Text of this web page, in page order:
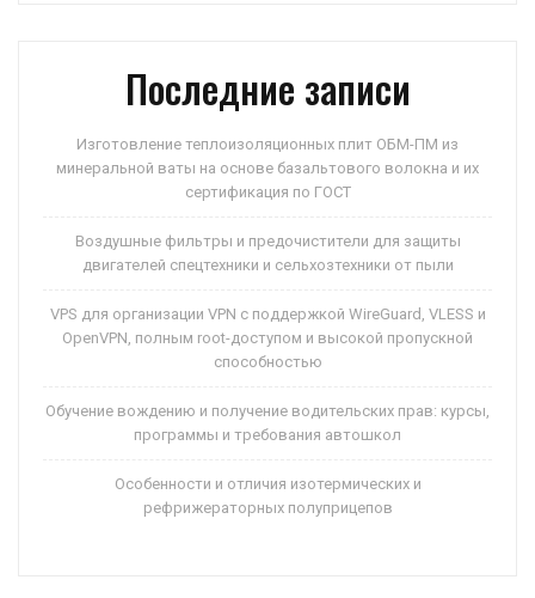
ni
ki
ть
Последние записи
Изготовление теплоизоляционных плит ОБМ-ПМ из
минеральной ваты на основе базальтового волокна и их
сертификация по ГОСТ
Воздушные фильтры и предочистители для защиты
двигателей спецтехники и сельхозтехники от пыли
VPS для организации VPN с поддержкой WireGuard, VLESS и
OpenVPN, полным root-доступом и высокой пропускной
способностью
Обучение вождению и получение водительских прав: курсы,
программы и требования автошкол
Особенности и отличия изотермических и
рефрижераторных полуприцепов